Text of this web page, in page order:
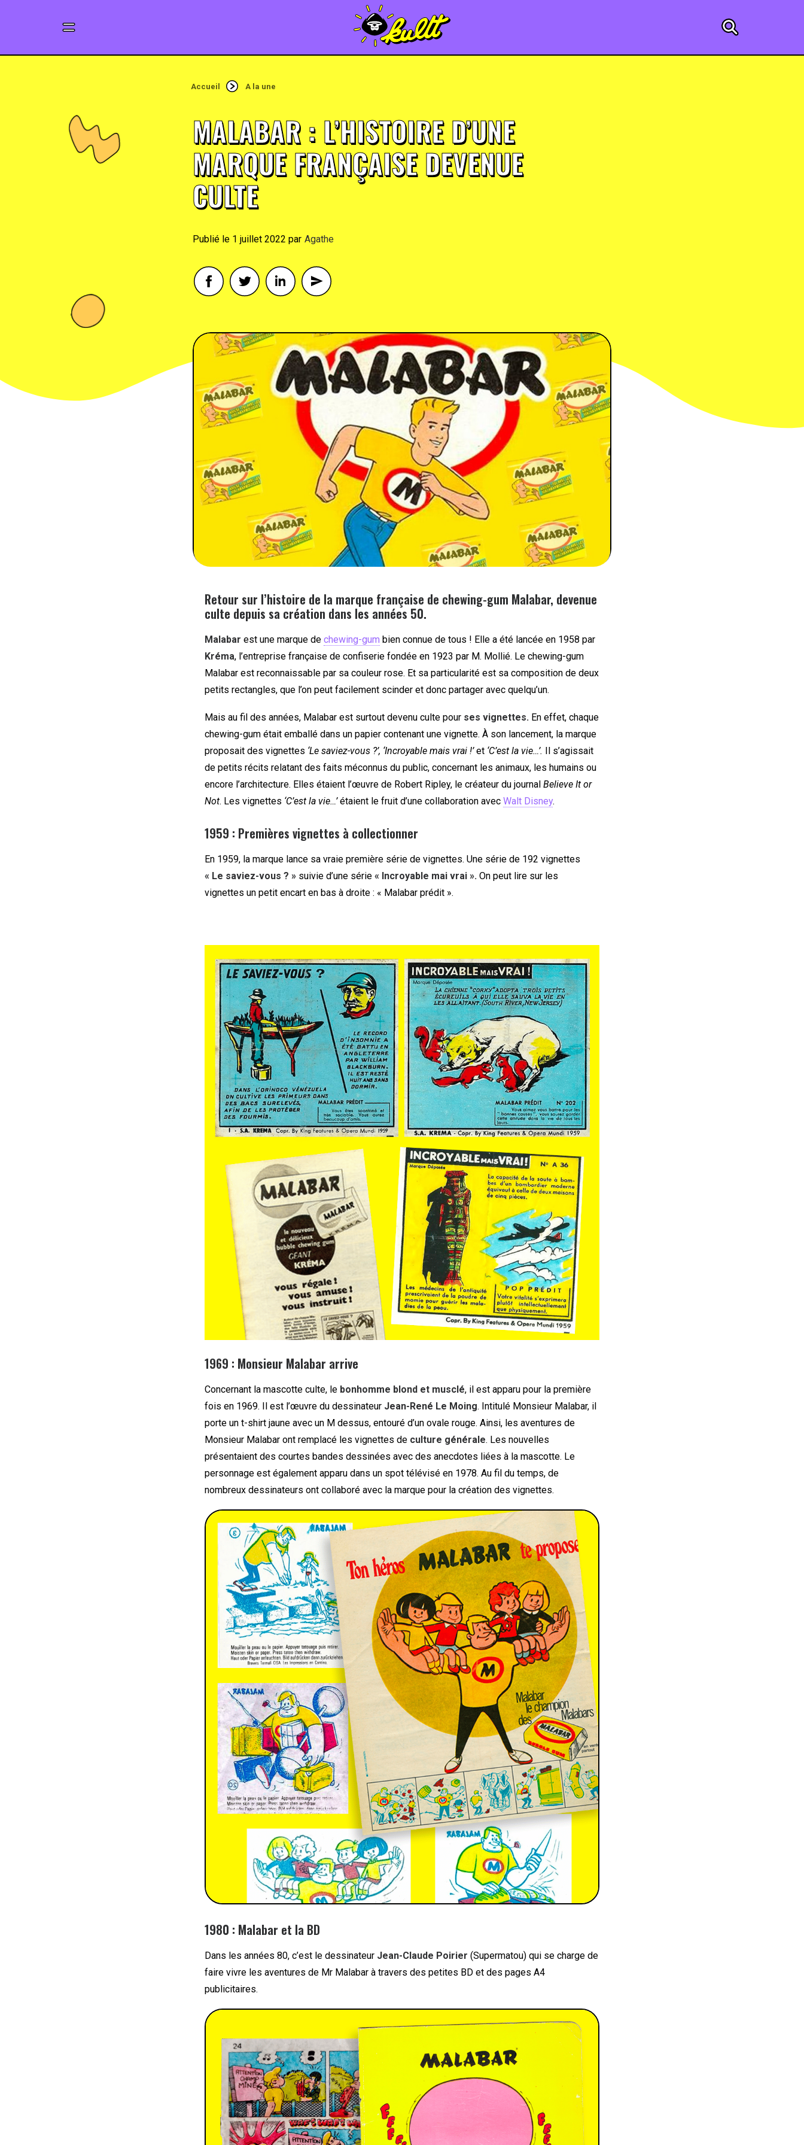
Accueil A la une
MALABAR : L’HISTOIRE D’UNE
MARQUE FRANÇAISE DEVENUE
CULTE
1 juillet 2022 By Agathe
Retour sur l’histoire de la marque française de chewing-gum Malabar, devenue
culte depuis sa création dans les années 50.
Malabar est une marque de chewing-gum bien connue de tous ! Elle a été lancée en 1958 par
Kréma, l’entreprise française de confiserie fondée en 1923 par M. Mollié. Le chewing-gum
Malabar est reconnaissable par sa couleur rose. Et sa particularité est sa composition de deux
petits rectangles, que l’on peut facilement scinder et donc partager avec quelqu’un.
Mais au fil des années, Malabar est surtout devenu culte pour ses vignettes. En effet, chaque
chewing-gum était emballé dans un papier contenant une vignette. À son lancement, la marque
proposait des vignettes ‘Le saviez-vous ?’, ‘Incroyable mais vrai !’et ‘C’est la vie…’. Il s’agissait
de petits récits relatant des faits méconnus du public, concernant les animaux, les humains ou
encore l’architecture. Elles étaient l’œuvre de Robert Ripley, le créateur du journal Believe It or
Not. Les vignettes ‘C’est la vie…’étaient le fruit d’une collaboration avec Walt Disney.
1959 : Premières vignettes à collectionner
En 1959, la marque lance sa vraie première série de vignettes. Une série de 192 vignettes
« Le saviez-vous ? » suivie d’une série « Incroyable mai vrai ». On peut lire sur les
vignettes un petit encart en bas à droite : « Malabar prédit ».
1969 : Monsieur Malabar arrive
Concernant la mascotte culte, le bonhomme blond et musclé, il est apparu pour la première
fois en 1969. Il est l’œuvre du dessinateur Jean-René Le Moing. Intitulé Monsieur Malabar, il
porte un t-shirt jaune avec un M dessus, entouré d’un ovale rouge. Ainsi, les aventures de
Monsieur Malabar ont remplacé les vignettes de culture générale. Les nouvelles
présentaient des courtes bandes dessinées avec des anecdotes liées à la mascotte. Le
personnage est également apparu dans un spot télévisé en 1978. Au fil du temps, de
nombreux dessinateurs ont collaboré avec la marque pour la création des vignettes.
1980 : Malabar et la BD
Dans les années 80, c’est le dessinateur Jean-Claude Poirier (Supermatou) qui se charge de
faire vivre les aventures de Mr Malabar à travers des petites BD et des pages A4
publicitaires.